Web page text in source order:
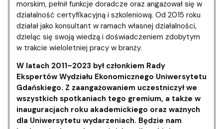
morskim, pełnił funkcje doradcze oraz angażował się w
działalność certyfikacyjną i szkoleniową. Od 2015 roku
działał jako konsultant w ramach własnej działalności,
dzieląc się swoją wiedzą i doświadczeniem zdobytym
w trakcie wieloletniej pracy w branży.
W latach 2011–2023 był członkiem Rady
Ekspertów Wydziału Ekonomicznego Uniwersytetu
Gdańskiego. Z zaangażowaniem uczestniczył we
wszystkich spotkaniach tego gremium, a także w
inauguracjach roku akademickiego oraz ważnych
dla Uniwersytetu wydarzeniach. Będzie nam